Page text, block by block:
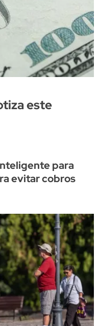
este
para
evitar cobros